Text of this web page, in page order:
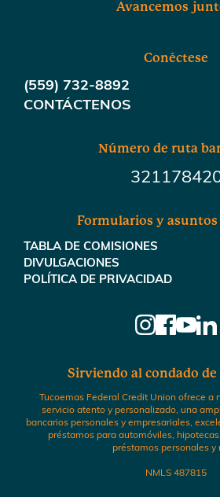
Avancemos
Conéctese
(559) 732-8892
CONTÁCTENOS
Número de ruta
Formularios y
TABLA DE COMISIONES
DIVULGACIONES
POLÍTICA DE PRIVACIDAD
Sirviendo al condado de
Tucoemas Federal Credit Union ofrece a
servicio atento y personalizado, una
bancarios personales y empresariales,
préstamos para automóviles,
préstamos personales y
NMLS 487815